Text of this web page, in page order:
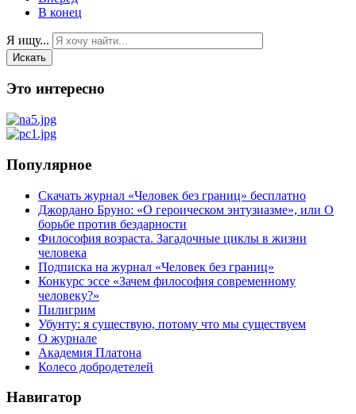
В конец
Я ищу...
Искать
Это интересно
Популярное
Скачать журнал «Человек без границ» бесплатно
Джордано Бруно: «О героическом энтузиазме», или О
борьбе против бездарности
Философия возраста. Загадочные циклы в жизни
человека
Подписка на журнал «Человек без границ»
Конкурс эссе «Зачем философия современному
человеку?»
Пилигрим
Убунту: я существую, потому что мы существуем
О журнале
Академия Платона
Колесо добродетелей
Навигатор